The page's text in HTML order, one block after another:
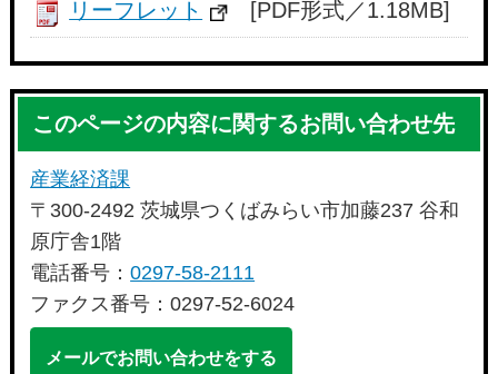
リーフレット [PDF形式／1.18MB]
このページの内容に関するお問い合わせ先
産業経済課
〒300-2492 茨城県つくばみらい市加藤237 谷和
原庁舎1階
電話番号：0297-58-2111
ファクス番号：0297-52-6024
メールでお問い合わせをする